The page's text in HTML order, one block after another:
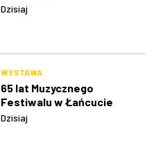
Dzisiaj
WYSTAWA
65 lat Muzycznego
Festiwalu w Łańcucie
Dzisiaj